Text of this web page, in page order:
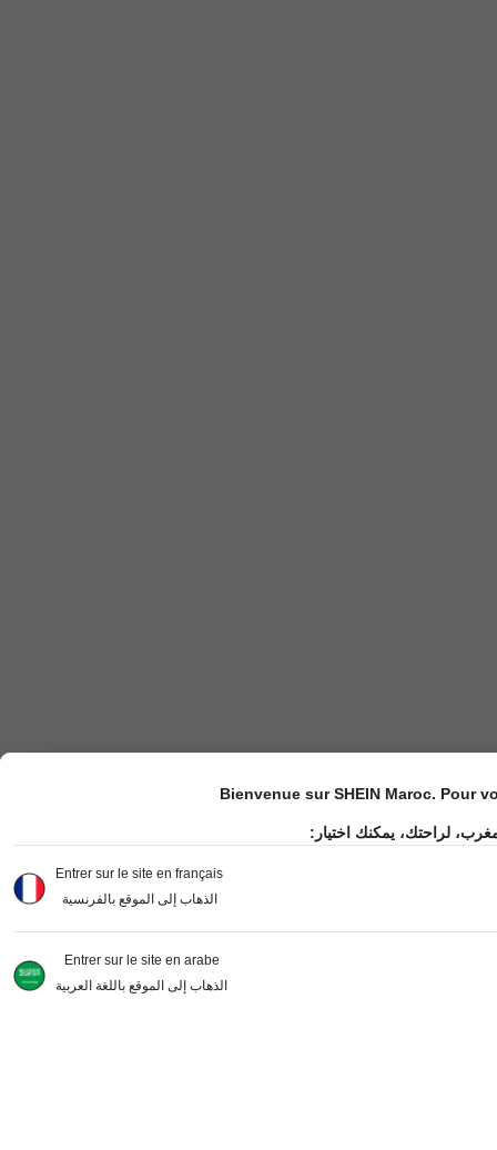
Bienvenue sur SHEIN Maroc. Pour
لراحتك، يمكنك اختيار:
Entrer sur le site en français
الذهاب إلى الموقع بالفرنسية
Entrer sur le site en arabe
الذهاب إلى الموقع باللغة العربية